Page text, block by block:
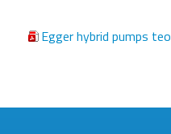
Egger hybrid pumps teo